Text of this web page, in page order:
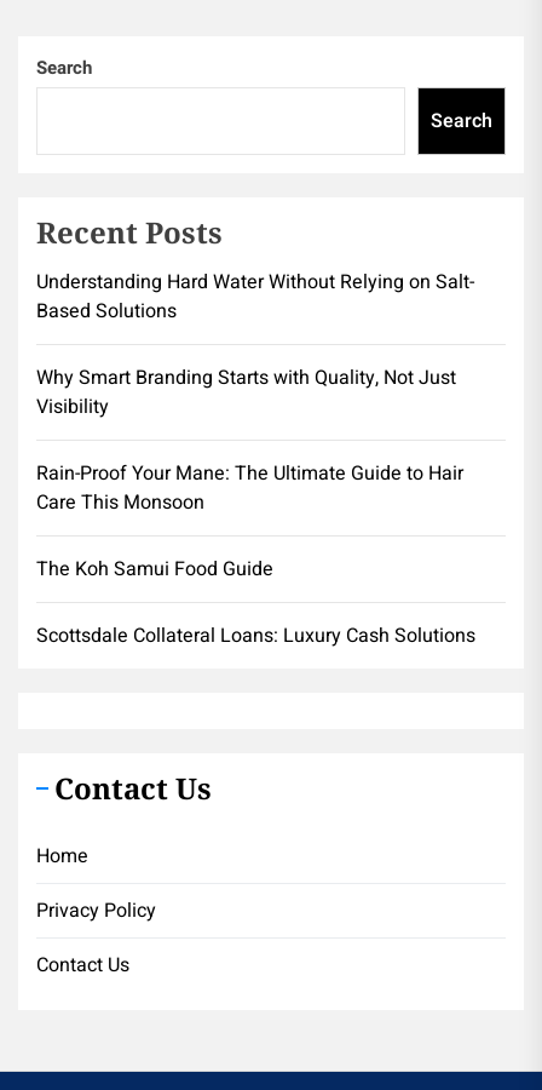
Search
Search
Recent Posts
Understanding Hard Water Without Relying on Salt-
Based Solutions
Why Smart Branding Starts with Quality, Not Just
Visibility
Rain-Proof Your Mane: The Ultimate Guide to Hair
Care This Monsoon
The Koh Samui Food Guide
Scottsdale Collateral Loans: Luxury Cash Solutions
Contact Us
Home
Privacy Policy
Contact Us